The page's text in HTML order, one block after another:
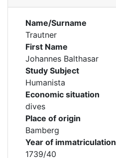
Name/Surname
Trautner
First Name
Johannes Balthasar
Study Subject
Humanista
Economic situation
dives
Place of origin
Bamberg
Year of immatriculation
1739/40